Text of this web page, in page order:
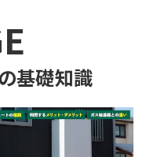
の基礎知識